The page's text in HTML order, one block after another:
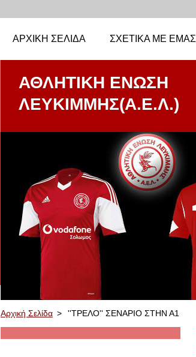
ΑΡΧΙΚΉ ΣΕΛΊΔΑ ΣΧΕΤΙΚΆ ΜΕ EΜΆΣ
ΑΘΛΗΤΙΚΗ ΕΝΩΣΗ
ΛΕΥΚΙΜΜΗΣ(Α.Ε.Λ.)
Αρχική Σελίδα > ''ΤΡΕΛΟ'' ΣΕΝΑΡΙΟ ΣΤΗΝ Α1